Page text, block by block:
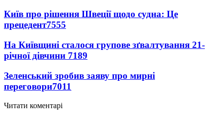
Київ про рішення Швеції щодо судна: Це
прецедент7555
На Київщині сталося групове зґвалтування 21-
річної дівчини 7189
Зеленський зробив заяву про мирні
переговори7011
Читати коментарі